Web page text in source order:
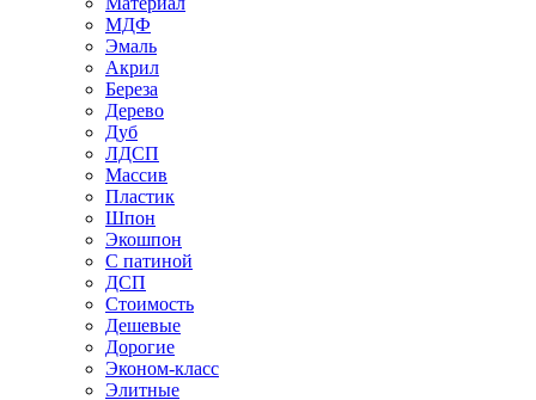
МДФ
Эмаль
Акрил
Береза
Дерево
Дуб
ЛДСП
Массив
Пластик
Шпон
Экошпон
С патиной
ДСП
Стоимость
Дешевые
Дорогие
Эконом-класс
Элитные